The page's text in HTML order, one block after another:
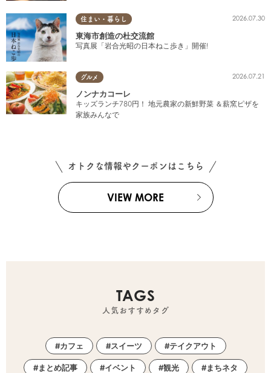
住まい・暮らし 2026.07.30
東海市創造の杜交流館
写真展「岩合光昭の日本ねこ歩き」開催!
グルメ 2026.07.21
ノンナカコーレ
キッズランチ780円！ 地元農家の新鮮野菜 ＆薪窯ピザを
家族みんなで
オトクな情報やクーポンはこちら
VIEW MORE
TAGS
人気おすすめタグ
カフェ スイーツ テイクアウト
まとめ記事 イベント 観光 まちネタ